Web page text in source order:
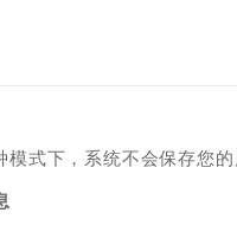
式下，系统不会保存您